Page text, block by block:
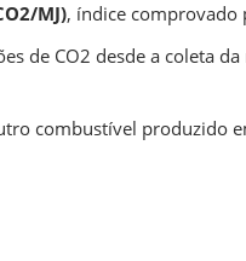
MJ), índice comprovado
de CO2 desde a coleta
combustível produzido